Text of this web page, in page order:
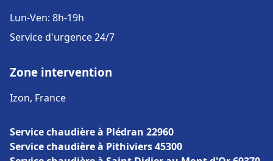
Lun-Ven: 8h-19h
Service d'urgence 24/7
Zone intervention
Izon, France
Service chaudière à Plédran 22960
Service chaudière à Pithiviers 45300